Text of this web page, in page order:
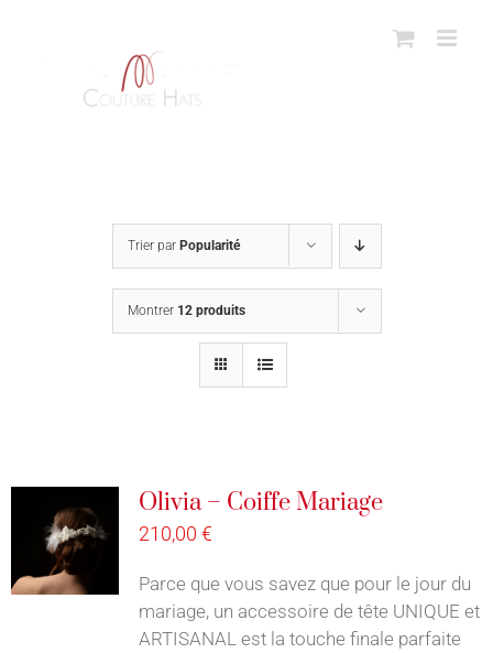
Trier par Popularité
Montrer 12 produits
Olivia – Coiffe Mariage
210,00 €
Parce que vous savez que pour le jour du
mariage, un accessoire de tête UNIQUE et
ARTISANAL est la touche finale parfaite